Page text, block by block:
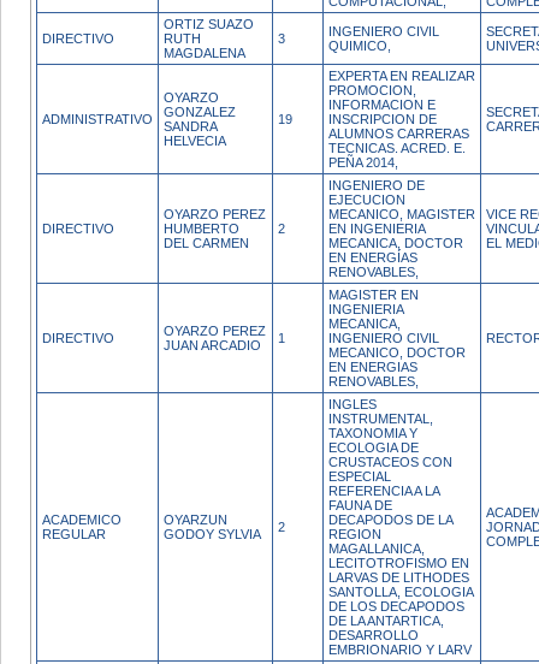
DIRECTIVO
ORTIZ SUAZO
RUTH
MAGDALENA
3
INGENIERO CIVIL
QUIMICO,
ADMINISTRATIVO
OYARZO
GONZALEZ
SANDRA
HELVECIA
19
EXPERTA EN REALIZAR
PROMOCION,
INFORMACION E
INSCRIPCION DE
ALUMNOS CARRERAS
TECNICAS. ACRED. E.
PEÑA 2014,
DIRECTIVO
OYARZO PEREZ
HUMBERTO
DEL CARMEN
2
INGENIERO DE
EJECUCION
MECANICO, MAGISTER
EN INGENIERIA
MECANICA, DOCTOR
EN ENERGÍAS
RENOVABLES,
VICE
EL
DIRECTIVO
OYARZO PEREZ
JUAN ARCADIO
1
MAGISTER EN
INGENIERIA
MECANICA,
INGENIERO CIVIL
MECANICO, DOCTOR
EN ENERGIAS
RENOVABLES,
ACADEMICO
REGULAR
OYARZUN
GODOY SYLVIA
2
INGLES
INSTRUMENTAL,
TAXONOMIA Y
ECOLOGIA DE
CRUSTACEOS CON
ESPECIAL
REFERENCIA A LA
FAUNA DE
DECAPODOS DE LA
REGION
MAGALLANICA,
LECITOTROFISMO EN
LARVAS DE LITHODES
SANTOLLA, ECOLOGIA
DE LOS DECAPODOS
DE LA ANTARTICA,
DESARROLLO
EMBRIONARIO Y LARV